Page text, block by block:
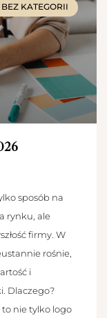
BEZ KATEGORII
sposób na
rynku, ale
firmy. W
rośnie,
i
Dlaczego?
nie tylko logo